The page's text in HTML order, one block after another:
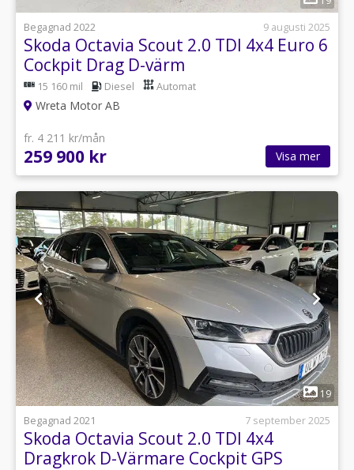
Begagnad 2022
9 augusti 2025
Skoda Octavia Scout 2.0 TDI 4x4 Euro 6
Cockpit Drag D-värm
15 160 mil Diesel Automat
Wreta Motor AB
fr. 4 211 kr/mån
259 900 kr Visa mer
1
19
Begagnad 2021
7 september 2025
Skoda Octavia Scout 2.0 TDI 4x4
Dragkrok D-Värmare Cockpit GPS